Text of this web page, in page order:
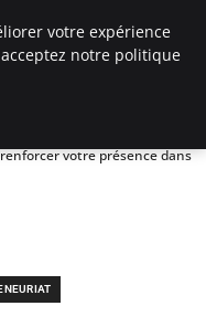
votre présence dans
votre expérience
notre politique